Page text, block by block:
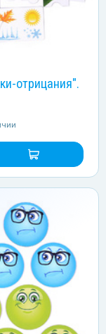
отрицания".